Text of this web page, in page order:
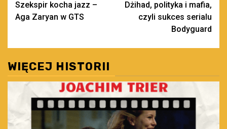
wpisy
Szekspir kocha jazz –
Aga Zaryan w GTS
Dżihad, polityka i mafia,
czyli sukces serialu
Bodyguard
WIĘCEJ HISTORII